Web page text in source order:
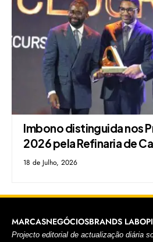
Imbono distinguida nos
2026 pela Refinaria de
18 de Julho, 2026
MARCASNEGÓCIOSBRANDS LAB
Projecto editorial de actualização diária